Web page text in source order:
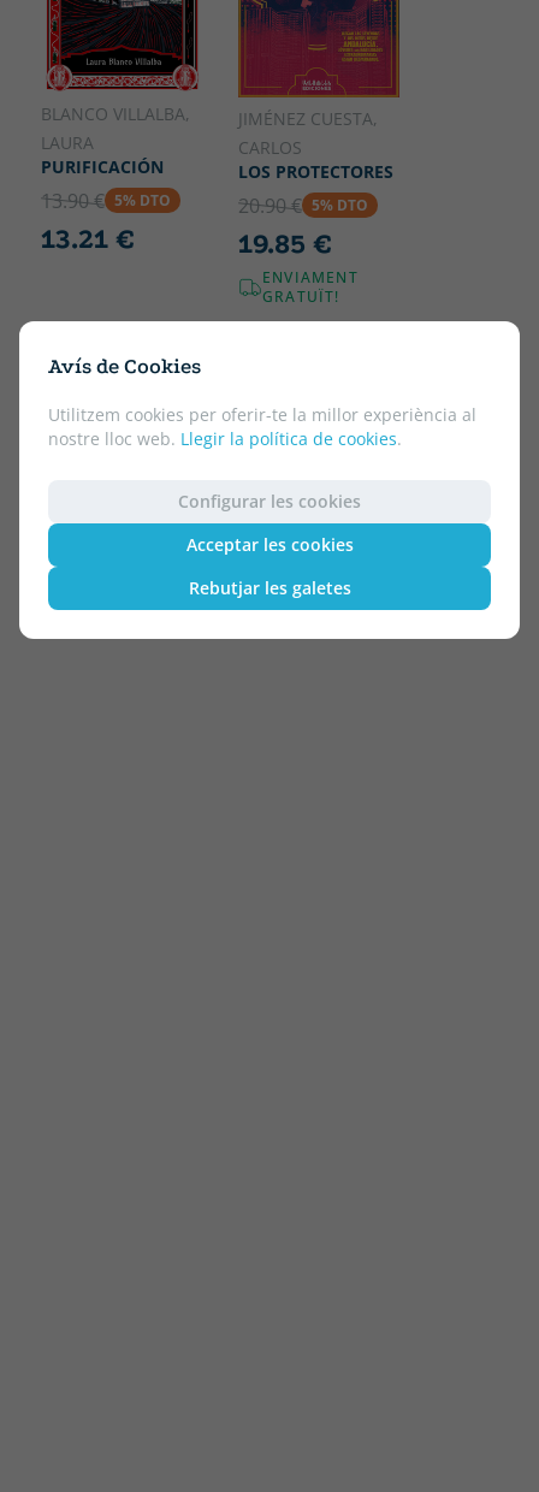
Avís de Cookies
Utilitzem cookies per oferir-te la millor experiència al
nostre lloc web. Llegir la política de cookies.
Configurar les cookies
Acceptar les cookies
Rebutjar les galetes
BLANCO VILLALBA,
LAURA
PURIFICACIÓN
13.90 € 5% DTO
13.21 €
JIMÉNEZ CUESTA,
CARLOS
LOS PROTECTORES
20.90 € 5% DTO
19.85 €
ENVIAMENT
GRATUÏT!